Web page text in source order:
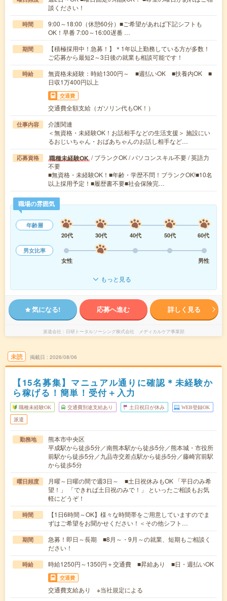
談ください！
時間
9:00～18:00（休憩60分）■ご希望があれば下記シフトも
OK！早番 7:00～16:00遅番 …
期間
【積極採用中！急募！】＊1年以上勤務している方が多数！
ご応募から最短2～3日後の就業も相談可能です！
時給
無資格未経験：時給1300円～ ■週払いOK ■扶養内OK ■
日収1万400円以上
交通費
交通費全額支給（ガソリン代もOK！）
仕事内容
介護関連
＜無資格・未経験OK！お話相手などの生活支援＞ 施設にい
るおじいちゃん・おばあちゃんのお話し相手など…
応募資格 職種未経験OK / ブランクOK / パソコンスキル不要 / 英語力
不要
■無資格・未経験OK！■年齢・学歴不問！ブランクOK!■10名
以上採用予定！■履歴書不要■社会保険完…
職場の雰囲気
年齢層
20代
30代 40代 50代
60代
男女比率
女性
男性
もっと見る
気になる! 応募へ進む 詳しく見る
派遣会社 日研トータルソーシング株式会社 メディカルケア事業部
未読 掲載日 2026/08/06
【15名募集】マニュアル通りに確認＊未経験か
ら稼げる！簡単！受付＋入力
職種未経験OK 交通費別途支給あり 土日祝日が休み WEB登録OK
派遣
勤務地
熊本市中央区
平成駅から徒歩5分／南熊本駅から徒歩5分／熊本城・市役所
前駅から徒歩5分／九品寺交差点駅から徒歩5分／藤崎宮前駅
から徒歩5分
曜日頻度
月曜～日曜の間で週3日～ ■土日祝休みもOK 「平日のみ希
望！」 「できれば土日祝のみで！」 といったご相談もお気
軽にどうぞ！
時間
【1日6時間～OK】様々な時間帯をご用意していますのでま
ずはご希望をお聞かせください！＜その他シフト…
期間
急募！即日～長期 ■8月～・9月～の就業、短期もご相談く
ださい！
時給 時給1250円～1350円＋交通費 ■昇給あり ■日・週払いOK
交通費
交通費支給あり ※当社規定による